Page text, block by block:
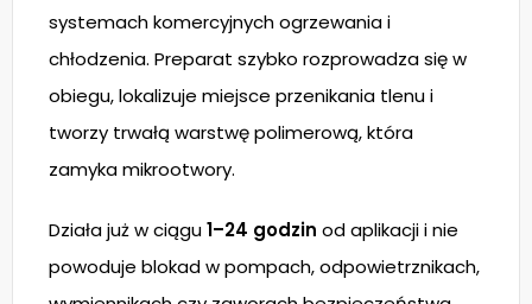
systemach komercyjnych ogrzewania i
chłodzenia. Preparat szybko rozprowadza się w
obiegu, lokalizuje miejsce przenikania tlenu i
tworzy trwałą warstwę polimerową, która
zamyka mikrootwory.
Działa już w ciągu1–24 godzin od aplikacji i nie
powoduje blokad w pompach, odpowietrznikach,